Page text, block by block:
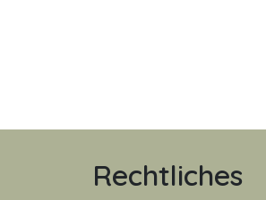
Rechtliches